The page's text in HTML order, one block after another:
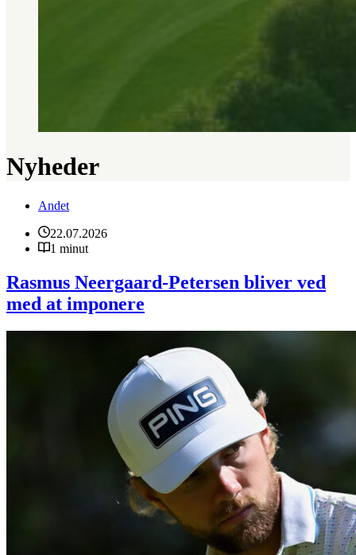
Nyheder
Andet
22.07.2026
1 minut
Rasmus Neergaard-Petersen bliver ved
med at imponere